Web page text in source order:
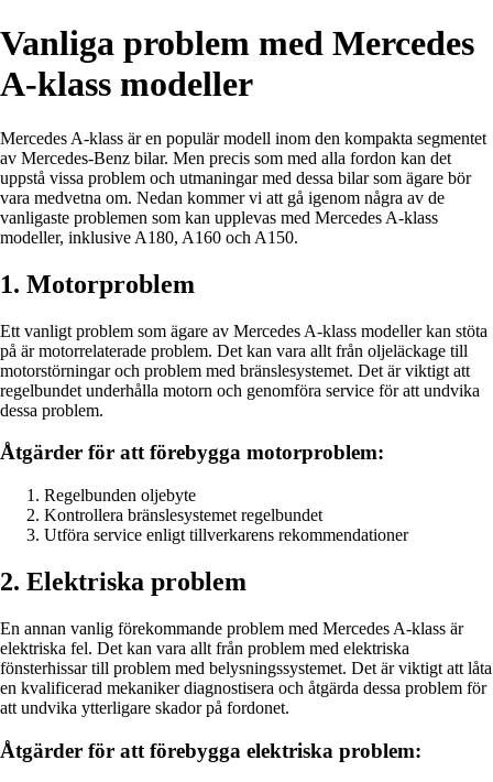
Vanliga problem med Mercedes
A-klass modeller
Mercedes A-klass är en populär modell inom den kompakta segmentet
av Mercedes-Benz bilar. Men precis som med alla fordon kan det
uppstå vissa problem och utmaningar med dessa bilar som ägare bör
vara medvetna om. Nedan kommer vi att gå igenom några av de
vanligaste problemen som kan upplevas med Mercedes A-klass
modeller, inklusive A180, A160 och A150.
1. Motorproblem
Ett vanligt problem som ägare av Mercedes A-klass modeller kan stöta
på är motorrelaterade problem. Det kan vara allt från oljeläckage till
motorstörningar och problem med bränslesystemet. Det är viktigt att
regelbundet underhålla motorn och genomföra service för att undvika
dessa problem.
Åtgärder för att förebygga motorproblem:
Regelbunden oljebyte
Kontrollera bränslesystemet regelbundet
Utföra service enligt tillverkarens rekommendationer
2. Elektriska problem
En annan vanlig förekommande problem med Mercedes A-klass är
elektriska fel. Det kan vara allt från problem med elektriska
fönsterhissar till problem med belysningssystemet. Det är viktigt att låta
en kvalificerad mekaniker diagnostisera och åtgärda dessa problem för
att undvika ytterligare skador på fordonet.
Åtgärder för att förebygga elektriska problem: